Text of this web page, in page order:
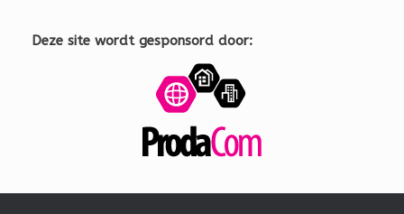
Deze site wordt gesponsord door: